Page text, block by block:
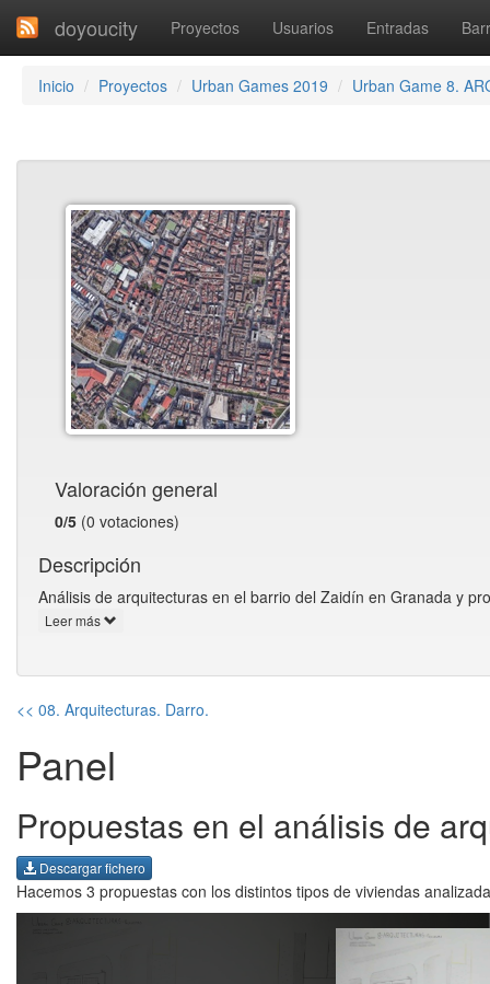
doyoucity Proyectos Usuarios Entradas
Inicio Proyectos Urban Games 2019 Urban Game 8.
Valoración general
0/5 (0 votaciones)
Descripción
Análisis de arquitecturas en el barrio del Zaidín en Granada y
Leer más
<< 08. Arquitecturas. Darro.
Panel
Propuestas en el análisis de
Descargar fichero
Hacemos 3 propuestas con los distintos tipos de viviendas